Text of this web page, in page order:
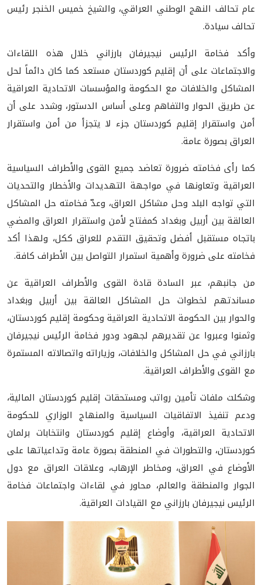
عام تحالف النهج الوطني العراقي، والشيخ خميس الخنجر رئيس
تحالف سيادة.
وأكد فخامة الرئيس نيجيرفان بارزاني خلال هذه اللقاءات
والاجتماعات على أن إقليم كوردستان مستعد كما كان دائماً لحل
المشاكل والخلافات مع الحكومة والمؤسسات الاتحادية العراقية
عن طريق الحوار والتفاهم وعلى أساس الدستور، وشدد على أن
أمن واستقرار إقليم كوردستان جزء لا يتجزأ من أمن واستقرار
العراق بصورة عامة.
كما رأى فخامته ضرورة تعاضد جميع القوى والأطراف السياسية
العراقية وتعاونها في مواجهة التهديدات والأخطار والتحديات
التي تواجه البلد وحل مشاكل العراق، وعدّ فخامته حل المشاكل
العالقة بين أربيل وبغداد كمفتاح لأمن واستقرار العراق والمضي
باتجاه مستقبل أفضل وتحقيق التقدم للعراق ككل، ولهذا أكد
فخامته على ضرورة وأهمية استمرار التواصل بين الأطراف كافة.
من جانبهم، عبر السادة قادة القوى والأطراف العراقية عن
مساندتهم لخطوات حل المشاكل العالقة بين أربيل وبغداد
والحوار بين الحكومة الاتحادية العراقية وحكومة إقليم كوردستان،
وثمنوا وعبروا عن تقديرهم لجهود ودور فخامة الرئيس نيجيرفان
بارزاني في حل المشاكل والخلافات، وزياراته واتصالاته المستمرة
مع القوى والأطراف العراقية.
وشكلت ملفات تأمين رواتب ومستحقات إقليم كوردستان المالية،
ودعم تنفيذ الاتفاقيات السياسية والمنهاج الوزاري للحكومة
الاتحادية العراقية، وأوضاع إقليم كوردستان وانتخابات برلمان
كوردستان، والتطورات في المنطقة بصورة عامة وتداعياتها على
الأوضاع في العراق، ومخاطر الإرهاب، وعلاقات العراق مع دول
الجوار والمنطقة والعالم، محاور في لقاءات واجتماعات فخامة
الرئيس نيجيرفان بارزاني مع القيادات العراقية.